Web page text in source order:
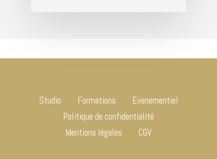
Studio Formations
Evenementiel
Politique de confidentialité
Mentions légales
CGV